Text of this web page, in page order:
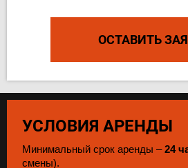
ОСТАВИТЬ
УСЛОВИЯ АРЕНДЫ
Минимальный срок аренды –24
смены).